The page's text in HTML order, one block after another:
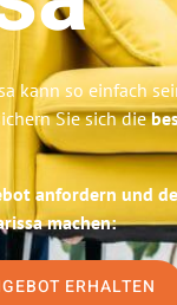
kann so einfach
Sie sich die
anfordern und
machen:
ERHALTEN